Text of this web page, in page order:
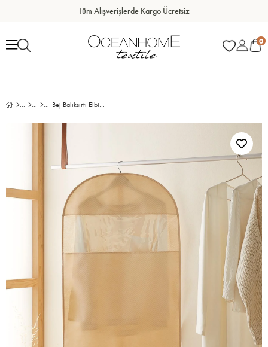
Tüm Alışverişlerde Kargo Ücretsiz
0
Bej Balıksırtı Elbise Kılıfı 60 x 100 cm